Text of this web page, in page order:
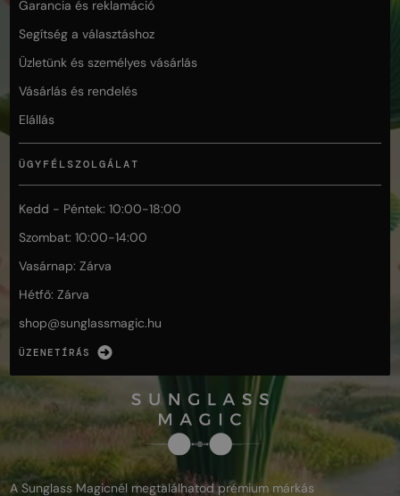
Garancia és reklamáció
Segítség a választáshoz
Üzletünk és személyes vásárlás
Vásárlás és rendelés
Elállás
ÜGYFÉLSZOLGÁLAT
Kedd - Péntek: 10:00-18:00
Szombat: 10:00-14:00
Vasárnap: Zárva
Hétfő: Zárva
shop@sunglassmagic.hu
ÜZENETÍRÁS
A Sunglass Magicnél megtalálhatod prémium márkás